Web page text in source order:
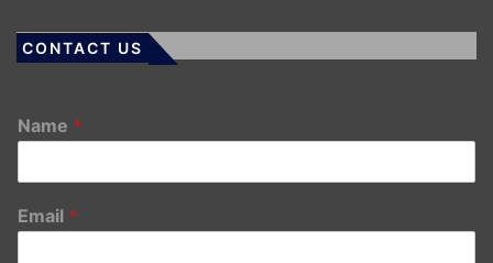
CONTACT US
Name *
Email *